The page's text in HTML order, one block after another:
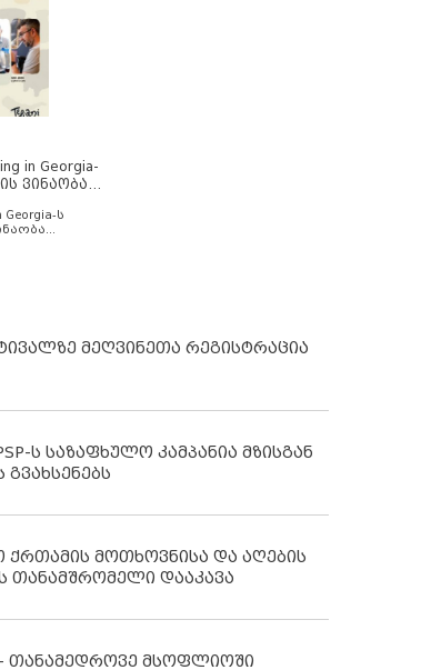
in Georgia-
ვინაობა
Georgia-ს
მეღვინეთა რეგისტრაცია
ს საზაფხულო კამპანია მზისგან
მოთხოვნისა და აღების
თანამშრომელი დააკავა
თანამედროვე მსოფლიოში